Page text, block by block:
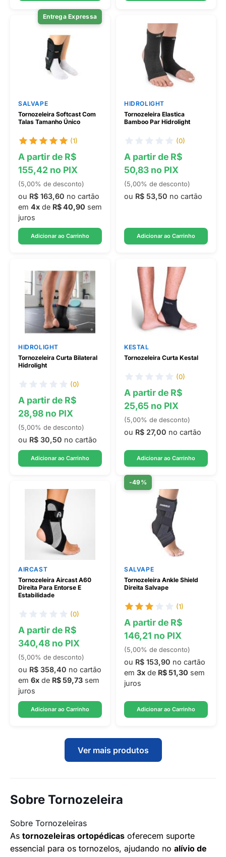
Entrega Expressa
SALVAPE
Tornozeleira Softcast Com
Talas Tamanho Único
(1)
A partir de R$
155,42 no PIX
(5,00% de desconto)
ou R$ 163,60 no cartão
em 4x de R$ 40,90 sem
juros
Adicionar ao Carrinho
HIDROLIGHT
Tornozeleira Elastica
Bamboo Par Hidrolight
(0)
A partir de R$
50,83 no PIX
(5,00% de desconto)
ou R$ 53,50 no cartão
Adicionar ao Carrinho
HIDROLIGHT
Tornozeleira Curta Bilateral
Hidrolight
(0)
A partir de R$
28,98 no PIX
(5,00% de desconto)
ou R$ 30,50 no cartão
Adicionar ao Carrinho
KESTAL
Tornozeleira Curta Kestal
(0)
A partir de R$
25,65 no PIX
(5,00% de desconto)
ou R$ 27,00 no cartão
Adicionar ao Carrinho
AIRCAST
Tornozeleira Aircast A60
Direita Para Entorse E
Estabilidade
(0)
A partir de R$
340,48 no PIX
(5,00% de desconto)
ou R$ 358,40 no cartão
em 6x de R$ 59,73 sem
juros
Adicionar ao Carrinho
-49%
SALVAPE
Tornozeleira Ankle Shield
Direita Salvape
(1)
A partir de R$
146,21 no PIX
(5,00% de desconto)
ou R$ 153,90 no cartão
em 3x de R$ 51,30 sem
juros
Adicionar ao Carrinho
Ver mais produtos
Sobre Tornozeleira
Sobre Tornozeleiras
As tornozeleiras ortopédicas oferecem suporte
essencial para os tornozelos, ajudando no alívio de